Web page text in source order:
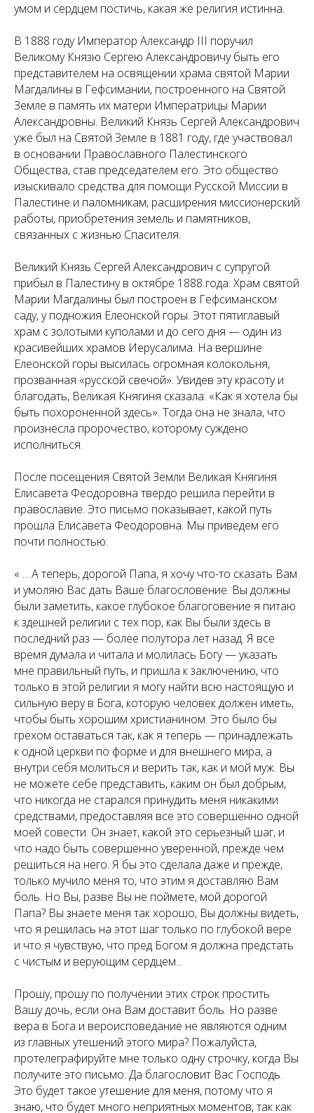
умом и сердцем постичь, какая же религия истинна.
В 1888 году Император Александр III поручил
Великому Князю Сергею Александровичу быть его
представителем на освящении храма святой Марии
Магдалины в Гефсимании, построенного на Святой
Земле в память их матери Императрицы Марии
Александровны. Великий Князь Сергей Александрович
уже был на Святой Земле в 1881 году, где участвовал
в основании Православного Палестинского
Общества, став председателем его. Это общество
изыскивало средства для помощи Русской Миссии в
Палестине и паломникам, расширения миссионерский
работы, приобретения земель и памятников,
связанных с жизнью Спасителя.
Великий Князь Сергей Александрович с супругой
прибыл в Палестину в октябре 1888 года. Храм святой
Марии Магдалины был построен в Гефсиманском
саду, у подножия Елеонской горы. Этот пятиглавый
храм с золотыми куполами и до сего дня — один из
красивейших храмов Иерусалима. На вершине
Елеонской горы высилась огромная колокольня,
прозванная «русской свечой». Увидев эту красоту и
благодать, Великая Княгиня сказала: «Как я хотела бы
быть похороненной здесь». Тогда она не знала, что
произнесла пророчество, которому суждено
исполниться.
После посещения Святой Земли Великая Княгиня
Елисавета Феодоровна твердо решила перейти в
православие. Это письмо показывает, какой путь
прошла Елисавета Феодоровна. Мы приведем его
почти полностью:
« ... А теперь, дорогой Папа, я хочу что-то сказать Вам
и умоляю Вас дать Ваше благословение. Вы должны
были заметить, какое глубокое благоговение я питаю
к здешней религии с тех пор, как Вы были здесь в
последний раз — более полутора лет назад. Я все
время думала и читала и молилась Богу — указать
мне правильный путь, и пришла к заключению, что
только в этой религии я могу найти всю настоящую и
сильную веру в Бога, которую человек должен иметь,
чтобы быть хорошим христианином. Это было бы
грехом оставаться так, как я теперь — принадлежать
к одной церкви по форме и для внешнего мира, а
внутри себя молиться и верить так, как и мой муж. Вы
не можете себе представить, каким он был добрым,
что никогда не старался принудить меня никакими
средствами, предоставляя все это совершенно одной
моей совести. Он знает, какой это серьезный шаг, и
что надо быть совершенно уверенной, прежде чем
решиться на него. Я бы это сделала даже и прежде,
только мучило меня то, что этим я доставляю Вам
боль. Но Вы, разве Вы не поймете, мой дорогой
Папа? Вы знаете меня так хорошо, Вы должны видеть,
что я решилась на этот шаг только по глубокой вере
и что я чувствую, что пред Богом я должна предстать
с чистым и верующим сердцем...
Прошу, прошу по получении этих строк простить
Вашу дочь, если она Вам доставит боль. Но разве
вера в Бога и вероисповедание не являются одним
из главных утешений этого мира? Пожалуйста,
протелеграфируйте мне только одну строчку, когда Вы
получите это письмо. Да благословит Вас Господь.
Это будет такое утешение для меня, потому что я
знаю, что будет много неприятных моментов, так как